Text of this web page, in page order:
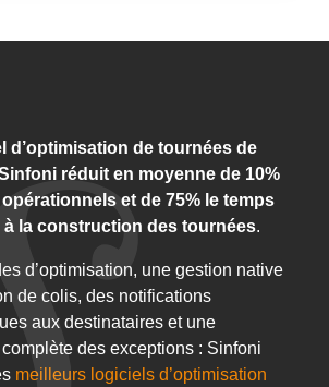
d’optimisation de tournées de
réduit en moyenne de 10%
et de 75% le temps
la construction des tournées.
d’optimisation, une gestion native
de colis, des notifications
aux destinataires et une
des exceptions : Sinfoni
meilleurs logiciels d’optimisation